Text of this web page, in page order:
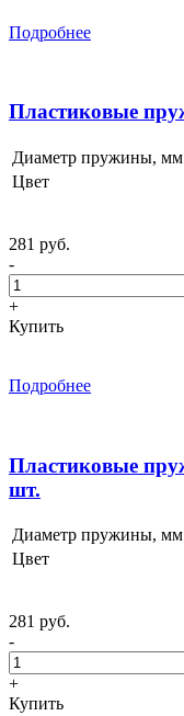
Подробнее
Пластиковые
Диаметр пружины, мм
Цвет
281 руб.
-
+
Купить
Подробнее
Пластиковые
шт.
Диаметр пружины, мм
Цвет
281 руб.
-
+
Купить